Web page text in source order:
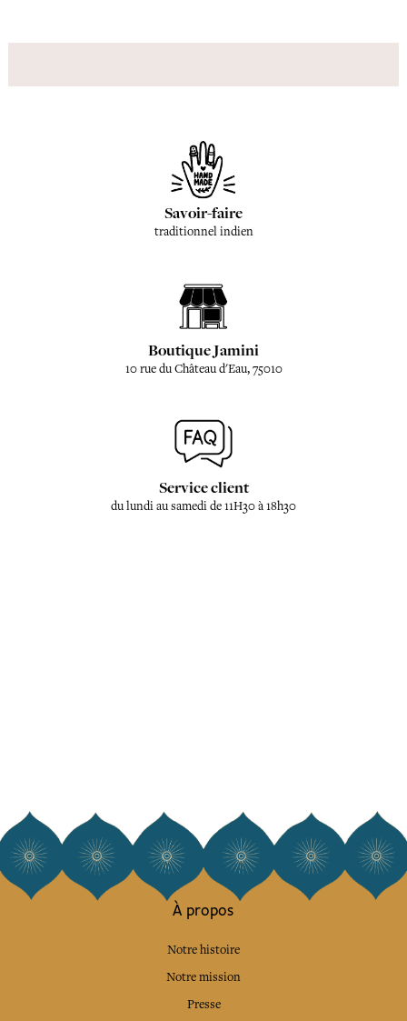
Savoir-faire
traditionnel indien
Boutique Jamini
10 rue du Château d'Eau, 75010
Service client
du lundi au samedi de 11H30 à 18h30
À propos
Notre histoire
Notre mission
Presse